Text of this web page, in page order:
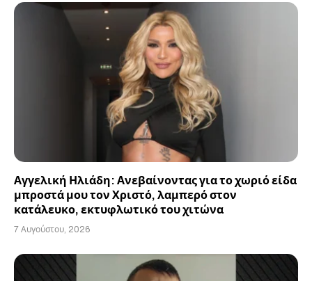
Αγγελική Ηλιάδη: Ανεβαίνοντας για το χωριό είδα
μπροστά μου τον Χριστό, λαμπερό στον
κατάλευκο, εκτυφλωτικό του χιτώνα
7 Αυγούστου, 2026